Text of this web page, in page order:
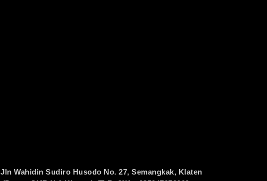
Jln Wahidin Sudiro Husodo No. 27, Semangkak, Klaten